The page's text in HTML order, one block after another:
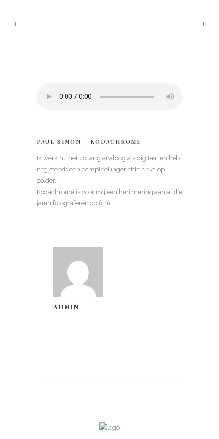
PAUL SIMON – KODACHROME
Ik werk nu net zo lang analoog als digitaal en heb
nog steeds een compleet ingerichte doka op
zolder.
Kodachrome is voor mij een herinnering aan al die
jaren fotograferen op film
ADMIN